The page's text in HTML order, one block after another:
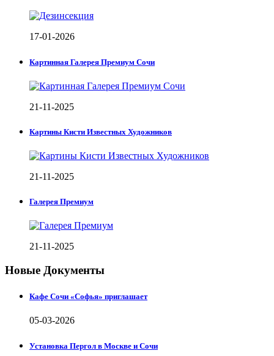
17-01-2026
Картинная Галерея Премиум Сочи
21-11-2025
Картины Кисти Известных Художников
21-11-2025
Галерея Премиум
21-11-2025
Новые Документы
Кафе Сочи «Софья» приглашает
05-03-2026
Установка Пергол в Москве и Сочи